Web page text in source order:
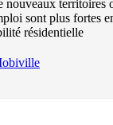
nouveaux territoires
sont plus fortes
résidentielle